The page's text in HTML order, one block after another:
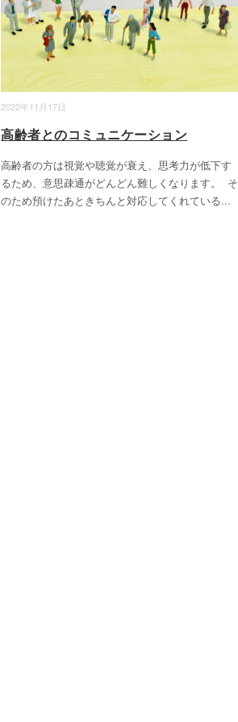
2022年11月17日
高齢者とのコミュニケーション
高齢者の方は視覚や聴覚が衰え、思考力が低下す
るため、意思疎通がどんどん難しくなります。 そ
のため預けたあときちんと対応してくれている...